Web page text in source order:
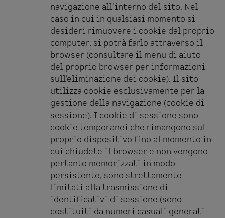
navigazione all’interno del sito. Nel
caso in cui in qualsiasi momento si
desideri rimuovere i cookie dal proprio
computer, si potrà farlo attraverso il
browser (consultare il menu di aiuto
del proprio browser per informazioni
sull'eliminazione dei cookie). Il sito
utilizza cookie esclusivamente per la
gestione della navigazione (cookie di
sessione). I cookie di sessione sono
cookie temporanei che rimangono sul
proprio dispositivo fino al momento in
cui chiudete il browser e non vengono
pertanto memorizzati in modo
persistente, sono strettamente
limitati alla trasmissione di
identificativi di sessione (sono
costituiti da numeri casuali generati